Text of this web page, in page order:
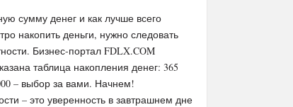
сумму денег и как лучше всего
накопить деньги, нужно следовать
Бизнес-портал FDLX.COM
таблица накопления денег: 365
– выбор за вами. Начнем!
– это уверенность в завтрашнем дне